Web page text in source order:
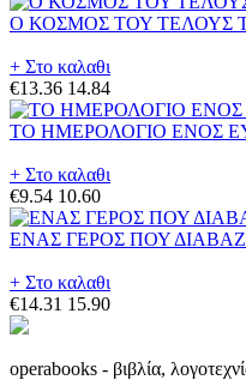
Ο ΚΟΣΜΟΣ ΤΟΥ ΤΕΛΟΥΣ
+ Στο καλαθι
€13.36 14.84
ΤΟ ΗΜΕΡΟΛΟΓΙΟ ΕΝΟΣ
+ Στο καλαθι
€9.54 10.60
ΕΝΑΣ ΓΕΡΟΣ ΠΟΥ
+ Στο καλαθι
€14.31 15.90
operabooks - βιβλία,